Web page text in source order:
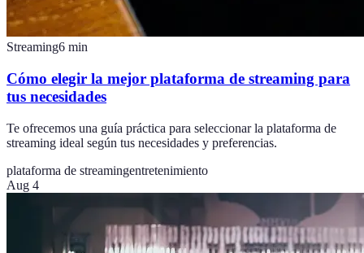
Streaming6 min
Cómo elegir la mejor plataforma de streaming para
tus necesidades
Te ofrecemos una guía práctica para seleccionar la plataforma de
streaming ideal según tus necesidades y preferencias.
plataforma de streamingentretenimiento
Aug 4